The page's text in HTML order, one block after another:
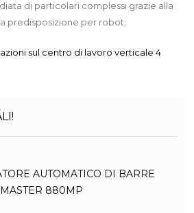
di particolari complessi grazie alla
predisposizione per robot;
sul centro di lavoro verticale 4
AUTOMATICO DI BARRE
880MP